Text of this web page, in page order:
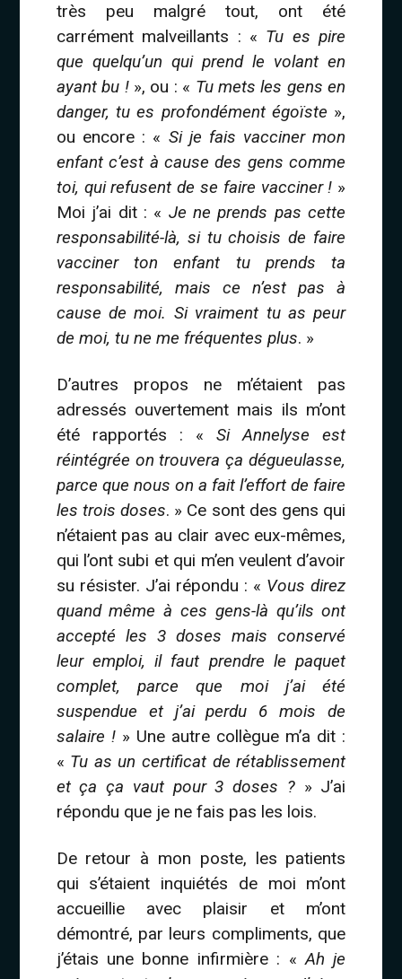
très peu malgré tout, ont été
carrément malveillants : « Tu es pire
que quelqu’un qui prend le volant en
ayant bu !», ou : « Tu mets les gens en
danger, tu es profondément égoïste »,
ou encore : « Si je fais vacciner mon
enfant c’est à cause des gens comme
toi, qui refusent de se faire vacciner ! »
Moi j’ai dit : « Je ne prends pas cette
responsabilité-là, si tu choisis de faire
vacciner ton enfant tu prends ta
responsabilité, mais ce n’est pas à
cause de moi. Si vraiment tu as peur
de moi, tu ne me fréquentes plus. »
D’autres propos ne m’étaient pas
adressés ouvertement mais ils m’ont
été rapportés : «Si Annelyse est
réintégrée on trouvera ça dégueulasse,
parce que nous on a fait l’effort de faire
les trois doses. » Ce sont des gens qui
n’étaient pas au clair avec eux-mêmes,
qui l’ont subi et qui m’en veulent d’avoir
su résister. J’ai répondu : « Vous direz
quand même à ces gens-là qu’ils ont
accepté les 3 doses mais conservé
leur emploi, il faut prendre le paquet
complet, parce que moi j’ai été
suspendue et j’ai perdu 6 mois de
salaire !» Une autre collègue m’a dit :
« Tu as un certificat de rétablissement
et ça ça vaut pour 3 doses ?» J’ai
répondu que je ne fais pas les lois.
De retour à mon poste, les patients
qui s’étaient inquiétés de moi m’ont
accueillie avec plaisir et m’ont
démontré, par leurs compliments, que
j’étais une bonne infirmière : «Ah je